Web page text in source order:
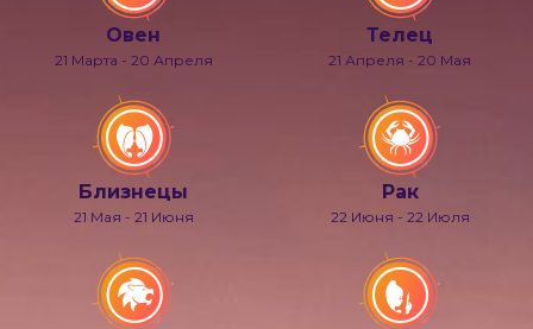
Овен
21 Марта - 20 Апреля
Телец
21 Апреля - 20 Мая
Близнецы
21 Мая - 21 Июня
Рак
22 Июня - 22 Июля